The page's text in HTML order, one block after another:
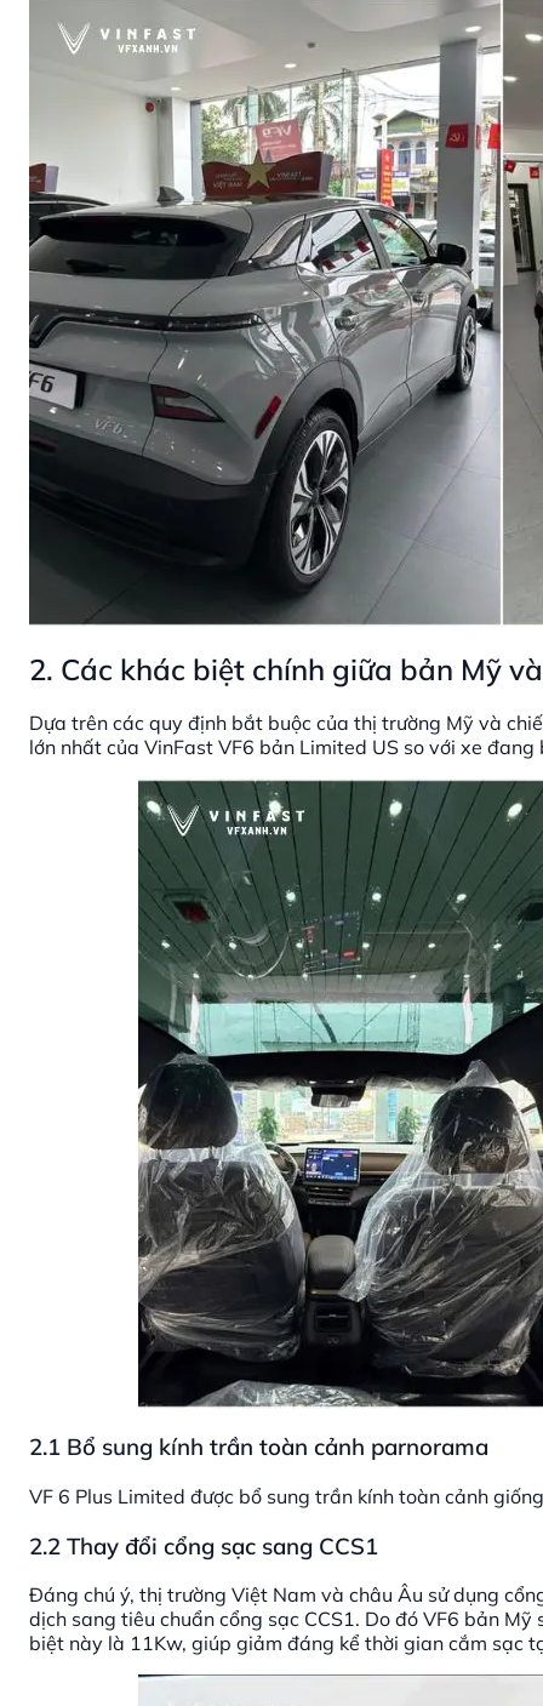
2. Các khác biệt chính giữa bản Mỹ
Dựa trên các quy định bắt buộc của thị trường Mỹ và
lớn nhất của VinFast VF6 bản Limited US so với xe
2.1 Bổ sung kính trần toàn cảnh parnorama
VF 6 Plus Limited được bổ sung trần kính toàn cảnh
2.2 Thay đổi cổng sạc sang CCS1
Đáng chú ý, thị trường Việt Nam và châu Âu sử dụng
dịch sang tiêu chuẩn cổng sạc CCS1. Do đó VF6 bản
biệt này là 11Kw, giúp giảm đáng kể thời gian cắm sạc